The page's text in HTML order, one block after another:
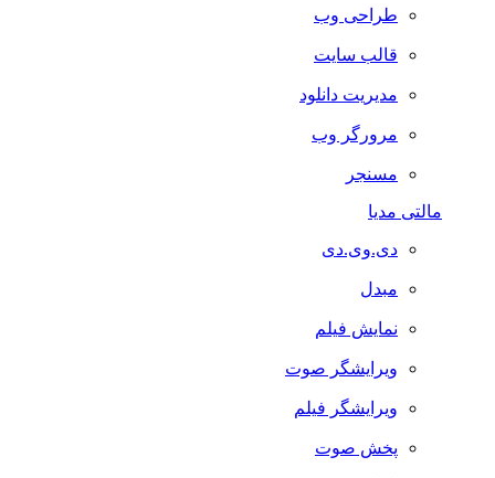
طراحی وب
قالب سایت
مدیریت دانلود
مرورگر وب
مسنجر
مالتی مدیا
دی.وی.دی
مبدل
نمایش فیلم
ویرایشگر صوت
ویرایشگر فیلم
پخش صوت